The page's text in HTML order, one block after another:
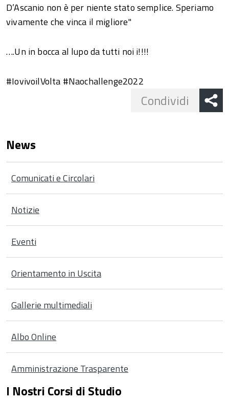
D’Ascanio non è per niente stato semplice. Speriamo
vivamente che vinca il migliore"
….Un in bocca al lupo da tutti noi i!!!!
#IovivoilVolta #Naochallenge2022
Condividi
News
Comunicati e Circolari
Notizie
Eventi
Orientamento in Uscita
Gallerie multimediali
Albo Online
Amministrazione Trasparente
I Nostri Corsi di Studio